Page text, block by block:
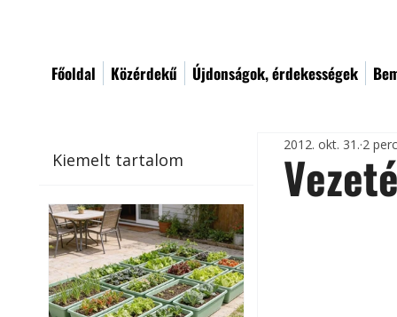
Főoldal Közérdekű Újdonságok, érdekességek
Kiemelt tartalom
2012. okt. 31. 2